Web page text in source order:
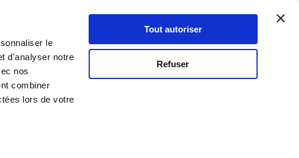
le
d'analyser notre
nos
combiner
lors de votre
Tout autoriser
Refuser
Se connecter